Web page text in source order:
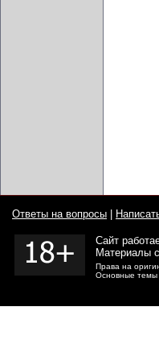
Ответы на вопросы
Сайт
Материалы
Права на
Основные темы